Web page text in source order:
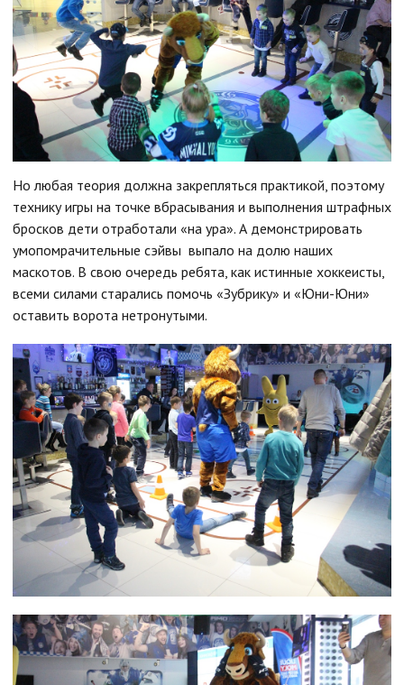
Но любая теория должна закрепляться практикой, поэтому
технику игры на точке вбрасывания и выполнения штрафных
бросков дети отработали «на ура». А демонстрировать
умопомрачительные сэйвы выпало на долю наших
маскотов. В свою очередь ребята, как истинные хоккеисты,
всеми силами старались помочь «Зубрику» и «Юни-Юни»
оставить ворота нетронутыми.